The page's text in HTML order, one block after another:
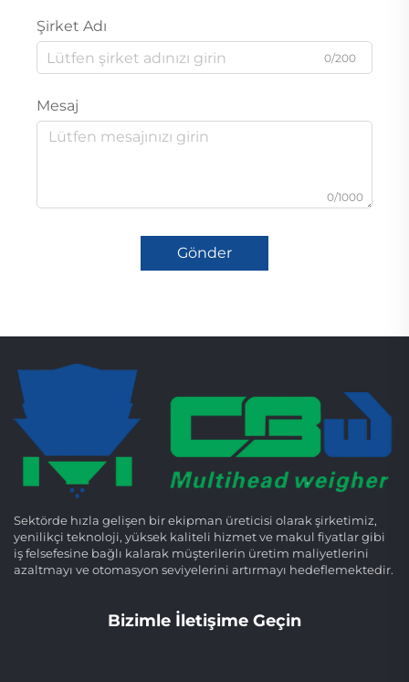
Şirket Adı
0/200
Mesaj
0/1000
Gönder
Sektörde hızla gelişen bir ekipman üreticisi olarak şirketimiz,
yenilikçi teknoloji, yüksek kaliteli hizmet ve makul fiyatlar gibi
iş felsefesine bağlı kalarak müşterilerin üretim maliyetlerini
azaltmayı ve otomasyon seviyelerini artırmayı hedeflemektedir.
Bizimle İletişime Geçin